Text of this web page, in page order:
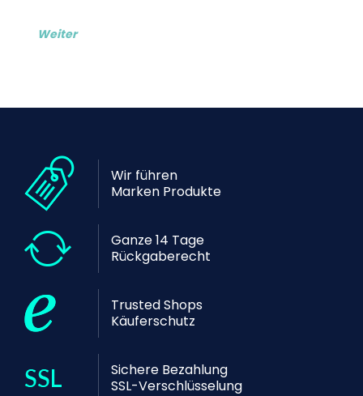
Weiter
Wir führen
Marken Produkte
Ganze 14 Tage
Rückgaberecht
Trusted Shops
Käuferschutz
Sichere Bezahlung
SSL-Verschlüsselung